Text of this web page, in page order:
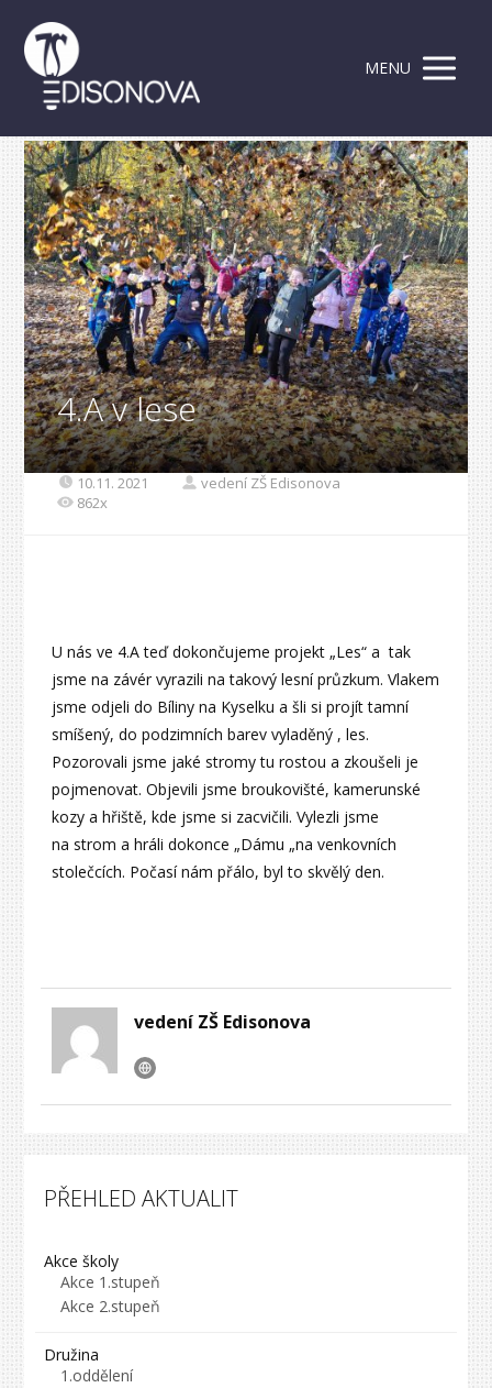
MENU
4.A v lese
10.11. 2021
vedení ZŠ Edisonova
862x
U nás ve 4.A teď dokončujeme projekt „Les“ a tak
jsme na závér vyrazili na takový lesní průzkum. Vlakem
jsme odjeli do Bíliny na Kyselku a šli si projít tamní
smíšený, do podzimních barev vyladěný , les.
Pozorovali jsme jaké stromy tu rostou a zkoušeli je
pojmenovat. Objevili jsme broukovišté, kamerunské
kozy a hřiště, kde jsme si zacvičili. Vylezli jsme
na strom a hráli dokonce „Dámu „na venkovních
stolečcích. Počasí nám přálo, byl to skvělý den.
vedení ZŠ Edisonova
PŘEHLED AKTUALIT
Akce školy
Akce 1.stupeň
Akce 2.stupeň
Družina
1.oddělení